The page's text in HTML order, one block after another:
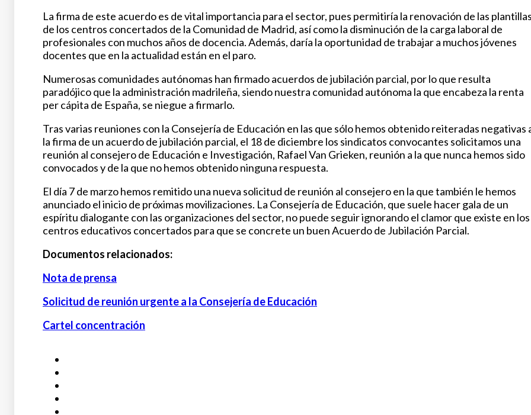
La firma de este acuerdo es de vital importancia para el sector, pues permitiría la renovación de las
de los centros concertados de la Comunidad de Madrid, así como la disminución de la carga laboral de
profesionales con muchos años de docencia. Además, daría la oportunidad de trabajar a muchos jóvenes
docentes que en la actualidad están en el paro.
Numerosas comunidades autónomas han firmado acuerdos de jubilación parcial, por lo que resulta
paradójico que la administración madrileña, siendo nuestra comunidad autónoma la que encabeza la renta
per cápita de España, se niegue a firmarlo.
Tras varias reuniones con la Consejería de Educación en las que sólo hemos obtenido reiteradas negativas
la firma de un acuerdo de jubilación parcial, el 18 de diciembre los sindicatos convocantes solicitamos una
reunión al consejero de Educación e Investigación, Rafael Van Grieken, reunión a la que nunca hemos sido
convocados y de la que no hemos obtenido ninguna respuesta.
El día 7 de marzo hemos remitido una nueva solicitud de reunión al consejero en la que también le hemos
anunciado el inicio de próximas movilizaciones. La Consejería de Educación, que suele hacer gala de un
espíritu dialogante con las organizaciones del sector, no puede seguir ignorando el clamor que existe en los
centros educativos concertados para que se concrete un buen Acuerdo de Jubilación Parcial.
Documentos relacionados:
Nota de prensa
Solicitud de reunión urgente a la Consejería de Educación
Cartel concentración